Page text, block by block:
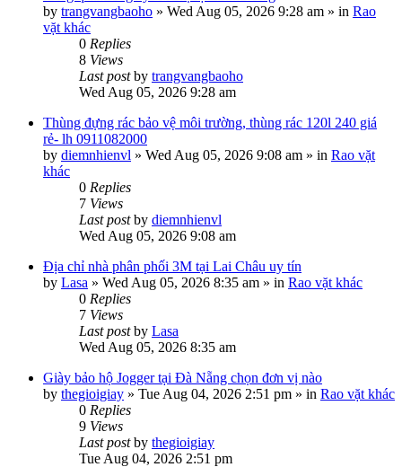
by trangvangbaoho » Wed Aug 05, 2026 9:28 am » in Rao
vặt khác
0 Replies
8 Views
Last postby trangvangbaoho
Wed Aug 05, 2026 9:28 am
Thùng đựng rác bảo vệ môi trường, thùng rác 120l 240 giá
rẻ- lh 0911082000
by diemnhienvl » Wed Aug 05, 2026 9:08 am » in Rao vặt
khác
0 Replies
7 Views
Last postby diemnhienvl
Wed Aug 05, 2026 9:08 am
Địa chỉ nhà phân phối 3M tại Lai Châu uy tín
by Lasa » Wed Aug 05, 2026 8:35 am » in Rao vặt khác
0 Replies
7 Views
Last postby Lasa
Wed Aug 05, 2026 8:35 am
Giày bảo hộ Jogger tại Đà Nẵng chọn đơn vị nào
by thegioigiay » Tue Aug 04, 2026 2:51 pm » in Rao vặt khác
0 Replies
9 Views
Last postby thegioigiay
Tue Aug 04, 2026 2:51 pm